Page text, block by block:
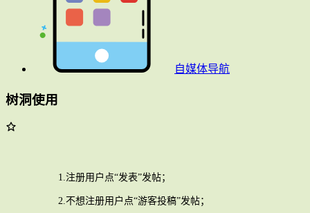
自媒体导航
树洞使用
1.注册用户点“发表”发帖；
2.不想注册用户点“游客投稿”发帖；